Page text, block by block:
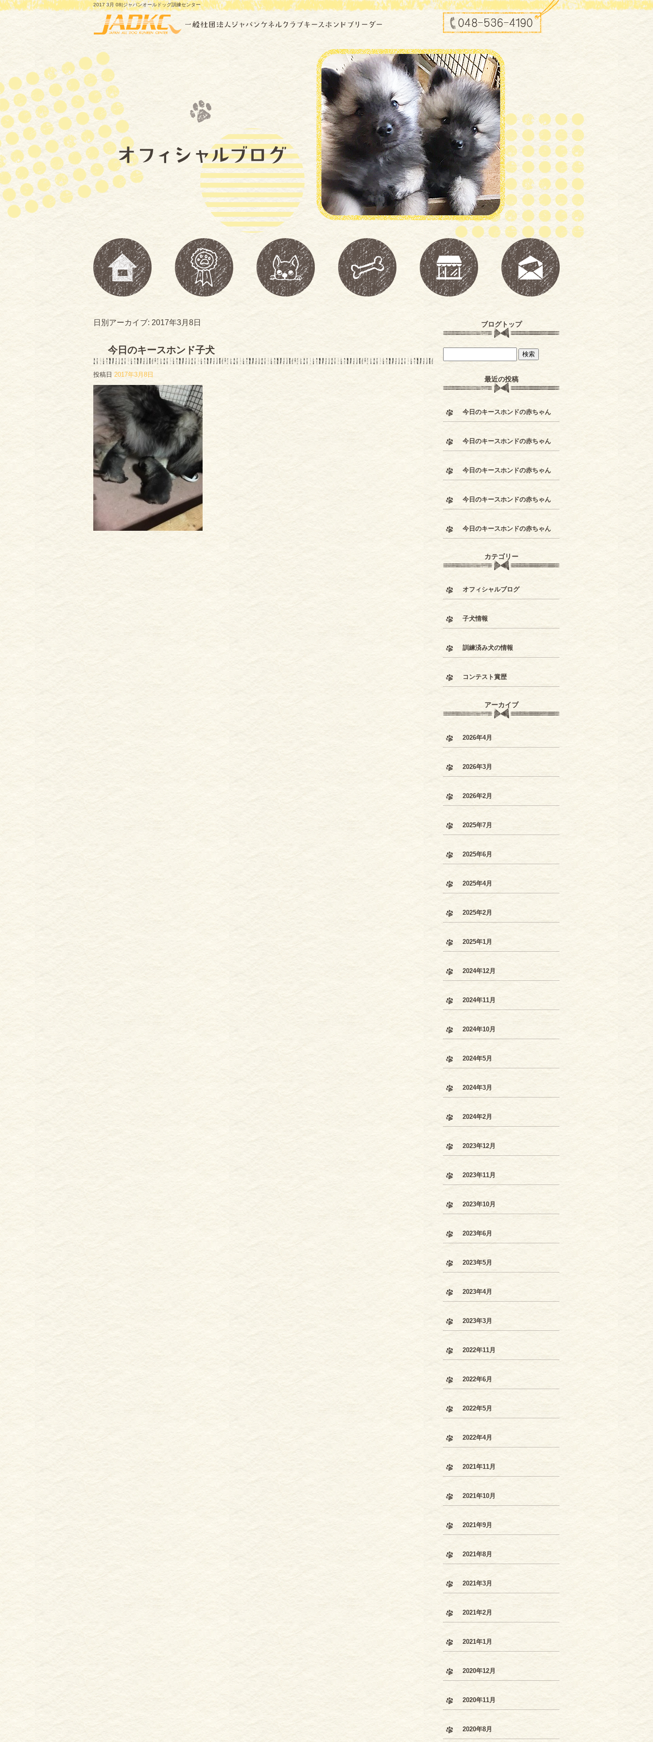
2017 3月 08|ジャパンオールドッグ訓練センター
日別アーカイブ: 2017年3月8日
今日のキースホンド子犬
投稿日 2017年3月8日
ブログトップ
最近の投稿
今日のキースホンドの赤ちゃん
今日のキースホンドの赤ちゃん
今日のキースホンドの赤ちゃん
今日のキースホンドの赤ちゃん
今日のキースホンドの赤ちゃん
カテゴリー
オフィシャルブログ
子犬情報
訓練済み犬の情報
コンテスト賞歴
アーカイブ
2026年4月
2026年3月
2026年2月
2025年7月
2025年6月
2025年4月
2025年2月
2025年1月
2024年12月
2024年11月
2024年10月
2024年5月
2024年3月
2024年2月
2023年12月
2023年11月
2023年10月
2023年6月
2023年5月
2023年4月
2023年3月
2022年11月
2022年6月
2022年5月
2022年4月
2021年11月
2021年10月
2021年9月
2021年8月
2021年3月
2021年2月
2021年1月
2020年12月
2020年11月
2020年8月